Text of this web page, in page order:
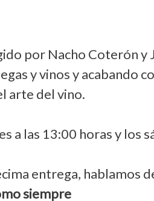
por Nacho Coterón y
y vinos y acabando
arte del vino.
a las 13:00 horas y los
entrega, hablamos
siempre